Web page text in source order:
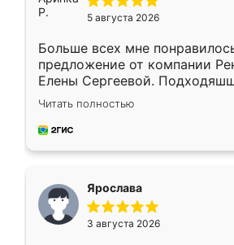
5 августа 2026
Больше всех мне
предложение от компании
Елены Сергеевой.
короткие сроки
для замера сотрудник
предложил по моему эскизу
Читать полностью
Ярослава
3 августа 2026